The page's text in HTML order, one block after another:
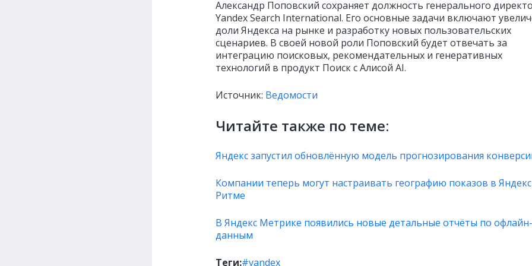
Александр Поповский сохраняет должность генерального
Yandex Search International. Его основные задачи включают
доли Яндекса на рынке и разработку новых пользовательских
сценариев. В своей новой роли Поповский будет отвечать за
интеграцию поисковых, рекомендательных и генеративных
технологий в продукт Поиск с Алисой AI.
Источник: Ведомости
Читайте также по теме:
Яндекс запустил обновлённую модель прогнозирования
Компании теперь могут настраивать географию показов в Яндекс
Ритме
В Яндекс Метрике появились новые детальные отчёты по офлайн-
данным
Теги:#yandex